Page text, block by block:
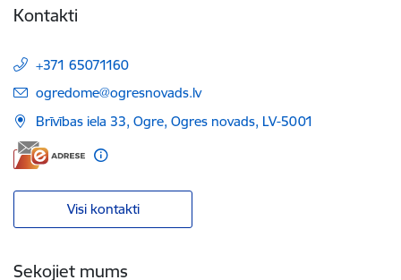
Kontakti
+371 65071160
E-pasts:
ogredome@ogresnovads.lv
Brīvības iela 33, Ogre, Ogres novads, LV-5001
Visi kontakti
Sekojiet mums